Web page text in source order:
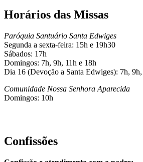
Horários das Missas
Paróquia Santuário Santa Edwiges
Segunda a sexta-feira: 15h e 19h30
Sábados: 17h
Domingos: 7h, 9h, 11h e 18h
Dia 16 (Devoção a Santa Edwiges): 7h,
Comunidade Nossa Senhora Aparecida
Domingos: 10h
Confissões